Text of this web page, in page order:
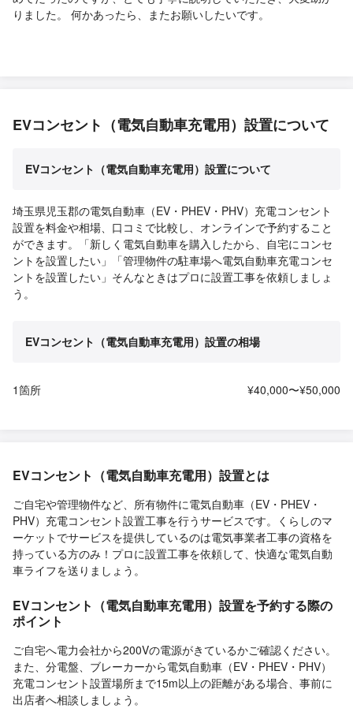
りました。 何かあったら、またお願いしたいです。
EVコンセント（電気自動車充電用）設置について
EVコンセント（電気自動車充電用）設置について
埼玉県児玉郡の電気自動車（EV・PHEV・PHV）充電コンセント
設置を料金や相場、口コミで比較し、オンラインで予約すること
ができます。「新しく電気自動車を購入したから、自宅にコンセ
ントを設置したい」「管理物件の駐車場へ電気自動車充電コンセ
ントを設置したい」そんなときはプロに設置工事を依頼しましょ
う。
EVコンセント（電気自動車充電用）設置の相場
1箇所 ¥40,000〜¥50,000
EVコンセント（電気自動車充電用）設置とは
ご自宅や管理物件など、所有物件に電気自動車（EV・PHEV・
PHV）充電コンセント設置工事を行うサービスです。くらしのマ
ーケットでサービスを提供しているのは電気事業者工事の資格を
持っている方のみ！プロに設置工事を依頼して、快適な電気自動
車ライフを送りましょう。
EVコンセント（電気自動車充電用）設置を予約する際の
ポイント
ご自宅へ電力会社から200Vの電源がきているかご確認ください。
また、分電盤、ブレーカーから電気自動車（EV・PHEV・PHV）
充電コンセント設置場所まで15m以上の距離がある場合、事前に
出店者へ相談しましょう。